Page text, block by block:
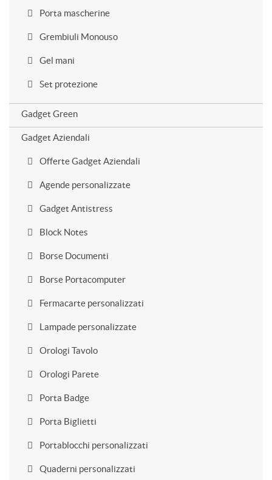
Porta mascherine
Grembiuli Monouso
Gel mani
Set protezione
Gadget Green
Gadget Aziendali
Offerte Gadget Aziendali
Agende personalizzate
Gadget Antistress
Block Notes
Borse Documenti
Borse Portacomputer
Fermacarte personalizzati
Lampade personalizzate
Orologi Tavolo
Orologi Parete
Porta Badge
Porta Biglietti
Portablocchi personalizzati
Quaderni personalizzati